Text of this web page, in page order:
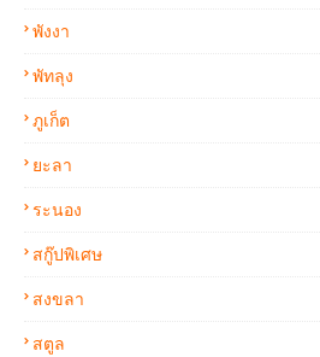
พังงา
พัทลุง
ภูเก็ต
ยะลา
ระนอง
สกู๊ปพิเศษ
สงขลา
สตูล